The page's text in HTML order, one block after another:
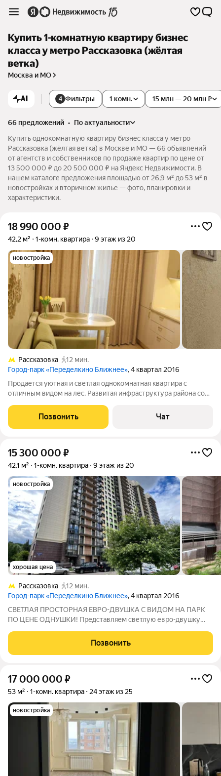
Купить 1-комнатную квартиру бизнес
класса у метро Рассказовка (жёлтая
ветка)
Москва и МО
AI 4 Фильтры 1 комн. 15 млн — 20 млн ₽
66 предложений •
по актуальности
Купить однокомнатную квартиру бизнес класса у метро
Рассказовка (жёлтая ветка) в Москве и МО — 66 объявлений
от агентств и собственников по продаже квартир по цене от
13 500 000 ₽ до 20 500 000 ₽ на Яндекс Недвижимости. В
нашем каталоге предложения площадью от 26,9 м² до 53 м² в
новостройках и вторичном жилье — фото, планировки и
характеристики.
18 990 000 ₽
42,2 м² 1-комн. квартира 9 этаж из 20
новостройка
Рассказовка
12 мин.
Город-парк «Переделкино Ближнее», 4 квартал 2016
Продается уютная и светлая однокомнатная квартира с
отличным видом на лес. Развитая инфраструктура района со
из качественных материалов, окна выходят на солнечную
сторону. В квартире полноценная
Позвонить Чат
15 300 000 ₽
42,1 м² 1-комн. квартира 9 этаж из 20
новостройка
хорошая цена
Рассказовка
12 мин.
Город-парк «Переделкино Ближнее», 4 квартал 2016
СВЕТЛАЯ ПРОСТОРНАЯ ЕВРО-ДВУШКА С ВИДОМ НА ПАРК
ПО ЦЕНЕ ОДНУШКИ! Представляем светлую евро-двушку
квартиры в престижном районе Новой Москвы. Просторная
кухня-гостиная (17,88 м):
Позвонить
17 000 000 ₽
53 м² 1-комн. квартира 24 этаж из 25
новостройка